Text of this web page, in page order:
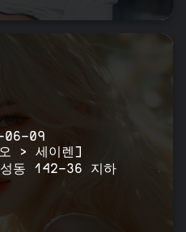
06-09
> 세이렌]
동 142-36 지하